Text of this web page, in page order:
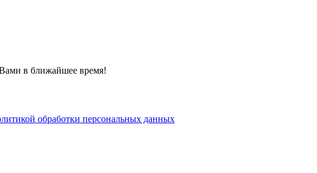
в ближайшее время!
обработки персональных данных